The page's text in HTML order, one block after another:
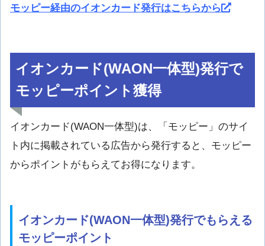
モッピー経由のイオンカード発行はこちらから
イオンカード(WAON一体型)発行で
モッピーポイント獲得
イオンカード(WAON一体型)は、「モッピー」のサイ
ト内に掲載されている広告から発行すると、モッピー
からポイントがもらえてお得になります。
イオンカード(WAON一体型)発行でもらえる
モッピーポイント